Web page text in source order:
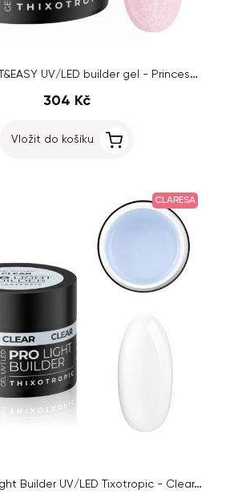
Claresa SOFT&EASY UV/LED builder gel - Princess Pink, 45g
304 Kč
Vložit do košíku
CLARESA
PALU - Pro Light Builder UV/LED Tixotropic - Clear,12g